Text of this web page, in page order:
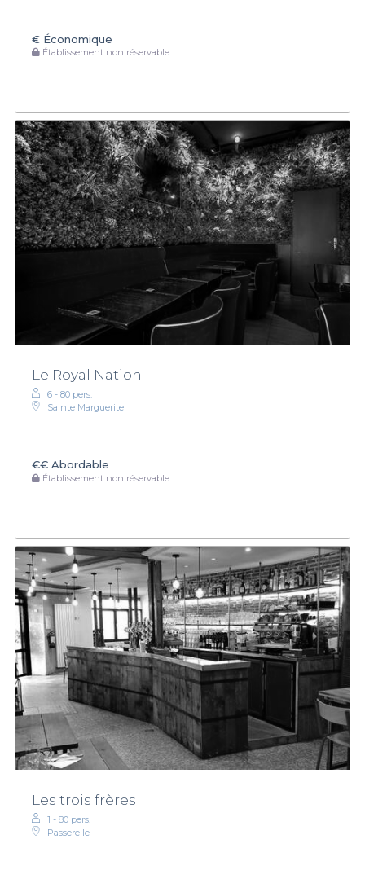
€ Économique
Établissement non réservable
Le Royal Nation
6 - 80 pers.
Sainte Marguerite
€€ Abordable
Établissement non réservable
Les trois frères
1 - 80 pers.
Passerelle